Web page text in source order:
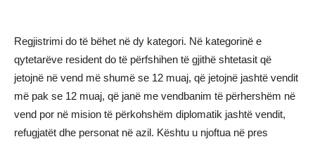
Regjistrimi do të bëhet në dy kategori. Në kategorinë e
qytetarëve resident do të përfshihen të gjithë shtetasit që
jetojnë në vend më shumë se 12 muaj, që jetojnë jashtë vendit
më pak se 12 muaj, që janë me vendbanim të përhershëm në
vend por në mision të përkohshëm diplomatik jashtë vendit,
refugjatët dhe personat në azil. Kështu u njoftua në pres